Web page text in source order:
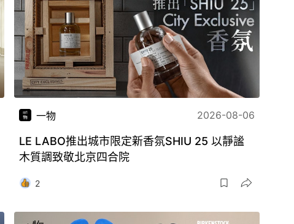
一物 2026-08-06
LE LABO推出城市限定新香氛SHIU 25 以靜謐
木質調致敬北京四合院
2